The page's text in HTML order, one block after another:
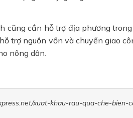
cũng cần hỗ trợ địa phương
trợ nguồn vốn và chuyển giao
nông dân.
xuat-khau-rau-qua-che-